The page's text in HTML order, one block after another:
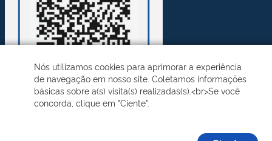
Nós utilizamos cookies para aprimorar a experiência
de navegação em nosso site. Coletamos informações
básicas sobre a(s) visita(s) realizadas(s).<br>Se você
concorda, clique em "Ciente".